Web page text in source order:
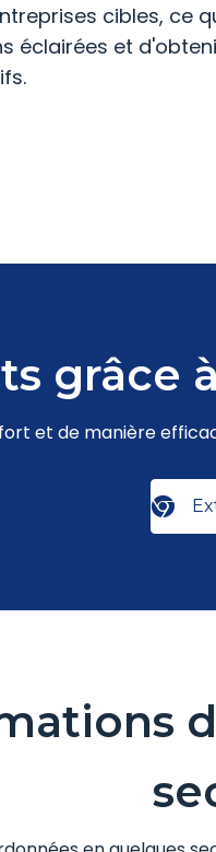
cibles, ce
éclairées et
grâce
et de manière